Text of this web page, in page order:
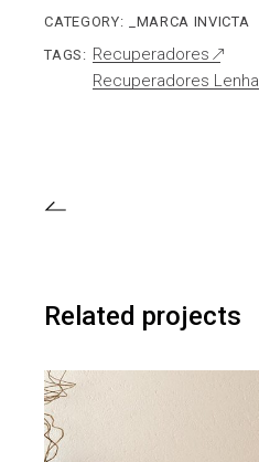
CATEGORY:
_MARCA INVICTA
TAGS: Recuperadores
Recuperadores Lenha
Related projects